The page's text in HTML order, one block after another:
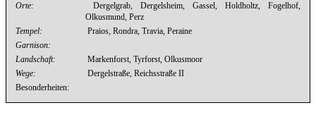
Orte:
Dergelgrab, Dergelsheim, Gassel, Holdholtz, Fogelhof,
Olkusmund, Perz
Tempel:
Praios, Rondra, Travia, Peraine
Garnison:
Landschaft:
Markenforst, Tyrforst, Olkusmoor
Wege:
Dergelstraße, Reichsstraße II
Besonderheiten: